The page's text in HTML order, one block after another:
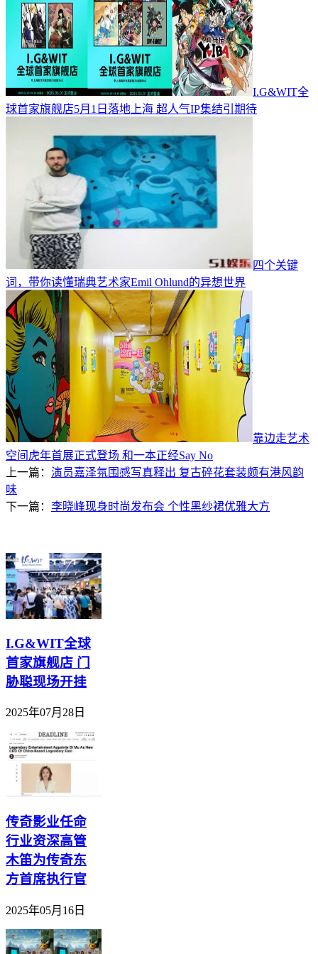
I.G&WIT全
球首家旗舰店5月1日落地上海 超人气IP集结引期待
四个关键
词，带你读懂瑞典艺术家Emil Ohlund的异想世界
靠边走艺术
空间虎年首展正式登场 和一本正经Say No
上一篇： 演员嘉泽氛围感写真释出 复古碎花套装颇有港风韵
味
下一篇： 李晓峰现身时尚发布会 个性黑纱裙优雅大方
I.G&WIT全球
首家旗舰店 门
胁聪现场开挂
2025年07月28日
传奇影业任命
行业资深高管
木笛为传奇东
方首席执行官
2025年05月16日